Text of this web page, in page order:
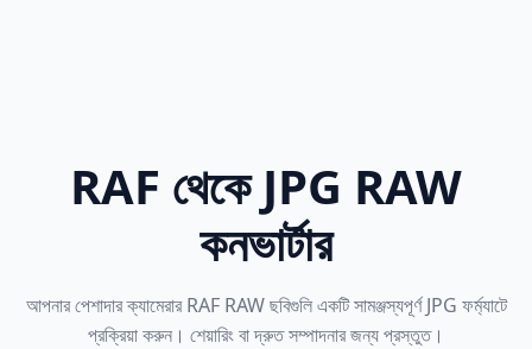
RAF থেকে JPG RAW
কনভার্টার
আপনার পেশাদার ক্যামেরার RAF RAW ছবিগুলি একটি সামঞ্জস্যপূর্ণ JPG ফর্ম্যাটে
প্রক্রিয়া করুন। শেয়ারিং বা দ্রুত সম্পাদনার জন্য প্রস্তুত।